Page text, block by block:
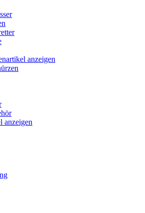
anzeigen
anzeigen